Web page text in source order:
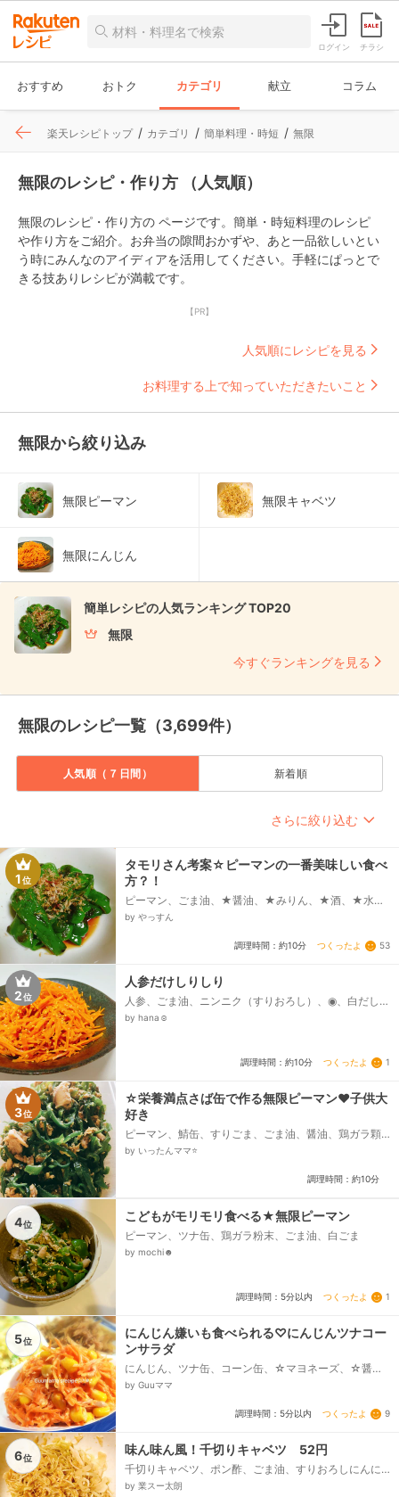
ログイン チラシ
おすすめ おトク カテゴリ 献立 コラム
楽天レシピトップ カテゴリ 簡単料理・時短 無限
無限のレシピ・作り方 （人気順）
無限のレシピ・作り方の ページです。簡単・時短料理のレシピ
や作り方をご紹介。お弁当の隙間おかずや、あと一品欲しいとい
う時にみんなのアイディアを活用してください。手軽にぱっとで
きる技ありレシピが満載です。
【PR】
人気順にレシピを見る
お料理する上で知っていただきたいこと
無限から絞り込み
無限ピーマン 無限キャベツ
無限にんじん
簡単レシピの人気ランキング TOP20
無限
今すぐランキングを見る
無限のレシピ一覧（3,699件）
人気順（７日間） 新着順
さらに絞り込む
1位
タモリさん考案☆ピーマンの一番美味しい食べ
方？！
ピーマン、ごま油、★醤油、★みりん、★酒、★水、
★ほんだし、鰹節
by やっすん
調理時間：約10分 つくったよ 53
2位
人参だけしりしり
人参、ごま油、ニンニク（すりおろし）、◉、白だし、
◉、醤油、白ゴマ
by hana☺︎
調理時間：約10分 つくったよ 1
3位
☆栄養満点さば缶で作る無限ピーマン❤️子供大
好き
ピーマン、鯖缶、すりごま、ごま油、醤油、鶏ガラ顆
粒、塩
by いったんママ⭐️
調理時間：約10分
4位
こどもがモリモリ食べる★無限ピーマン
ピーマン、ツナ缶、鶏ガラ粉末、ごま油、白ごま
by mochi☻
調理時間：5分以内 つくったよ 1
5位
にんじん嫌いも食べられる♡にんじんツナコー
ンサラダ
にんじん、ツナ缶、コーン缶、☆マヨネーズ、☆醤
油、☆塩、こしょう、☆白いりごま
by Guuママ
調理時間：5分以内 つくったよ 9
6位
味ん味ん風！千切りキャベツ 52円
千切りキャベツ、ポン酢、ごま油、すりおろしにんに
くチューブ、砂糖、塩、白ごま
by 業スー太朗